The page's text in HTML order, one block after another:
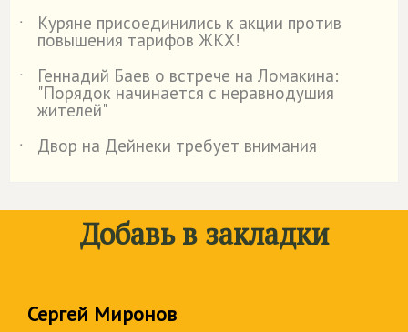
˙
Куряне присоединились к акции против
повышения тарифов ЖКХ!
˙
Геннадий Баев о встрече на Ломакина:
"Порядок начинается с неравнодушия
жителей"
˙
Двор на Дейнеки требует внимания
Добавь в закладки
Сергей Миронов